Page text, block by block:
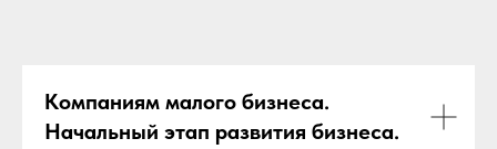
Компаниям малого бизнеса.
Начальный этап развития бизнеса.